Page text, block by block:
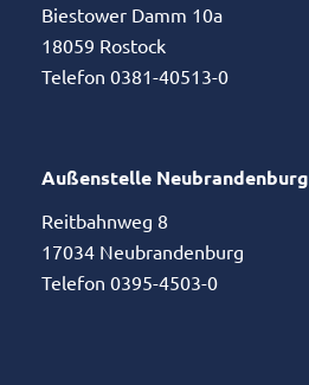
Biestower Damm 10a
18059 Rostock
Telefon 0381-40513-0
Außenstelle Neubrandenburg
Reitbahnweg 8
17034 Neubrandenburg
Telefon 0395-4503-0